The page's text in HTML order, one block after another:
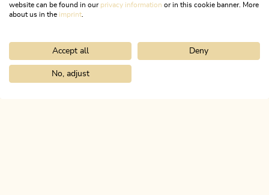
Urlaub planen & buchen
website can be found in our privacy information or in this cookie banner. More
about us in the imprint
Accept all Deny
No, adjust